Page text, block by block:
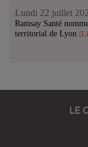
Lundi 22 juillet
Ramsay Santé
territorial de Lyon
LE